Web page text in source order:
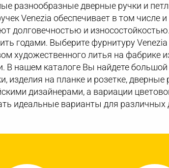
разнообразные дверные ручки и
Venezia обеспечивает в том числе
долговечностью и
годами. Выберите фурнитуру
художественного литья на фабрике
нашем каталоге Вы найдете большой
изделия на планке и розетке,
дизайнерами, а вариации
идеальные варианты для различных